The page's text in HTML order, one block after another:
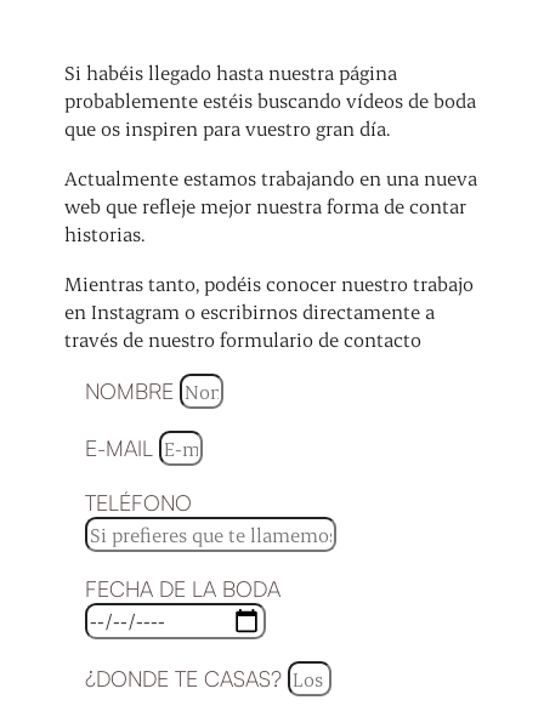
Si habéis llegado hasta nuestra página
probablemente estéis buscando vídeos de boda
que os inspiren para vuestro gran día.
Actualmente estamos trabajando en una nueva
web que refleje mejor nuestra forma de contar
historias.
Mientras tanto, podéis conocer nuestro trabajo
en Instagram o escribirnos directamente a
través de nuestro formulario de contacto
NOMBRE
E-MAIL
TELÉFONO
FECHA DE LA BODA
¿DONDE TE CASAS?